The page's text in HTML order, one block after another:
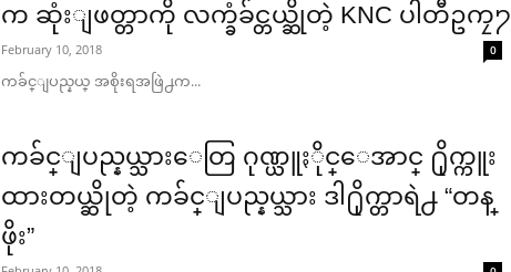
က ဆုံးျဖတ္တာကို လက္ခံခ်င္တယ္ဆိုတဲ့ KNC ပါတီဥကၠ႒
February 10, 2018 0
ကခ်င္ျပည္နယ္ အစိုးရအဖြဲ႕က...
ကခ်င္ျပည္နယ္သားေတြ ဂုဏ္ယူႏိုင္ေအာင္ ႐ိုက္ကူး
ထားတယ္ဆိုတဲ့ ကခ်င္ျပည္နယ္သား ဒါ႐ိုက္တာရဲ႕ “တန္
ဖိုး”